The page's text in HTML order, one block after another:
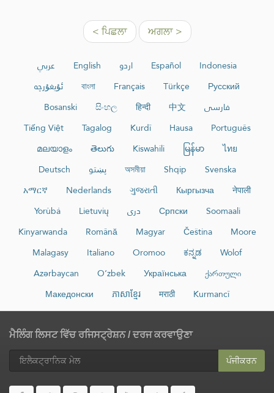
< ਪਿਛਲਾ ਅਗਲਾ >
عربي English اردو Español
Indonesia
ئۇيغۇرچە
বাংলা Français Türkçe
Русский
Bosanski
සිංහල हिन्दी 中文
فارسی
Tiếng Việt
Tagalog Kurdî Hausa
Português
മലയാളം
తెలుగు Kiswahili မြန်မာ
ไทย
Deutsch
پښتو অসমীয়া Shqip
Svenska
አማርኛ
Nederlands ગુજરાતી Кыргызча
नेपाली
Yorùbá
Lietuvių دری Српски
Soomaali
Kinyarwanda
Română Magyar Čeština
Moore
Malagasy
Italiano Oromoo ಕನ್ನಡ
Wolof
Azərbaycan
O‘zbek Українська
ქართული
Македонски
ភាសាខ្មែរ मराठी Kurmancî
ਮੈਲਿੰਗ ਲਿਸਟ ਵਿੱਚ ਰਜਿਸਟ੍ਰੇਸ਼ਨ / ਦਰਜ ਕਰਵਾਉਣਾ
ਪੰਜੀਕਰਨ